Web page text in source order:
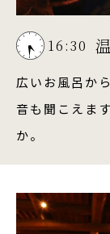
16:30
広いお風呂か
音も聞こえま
か。